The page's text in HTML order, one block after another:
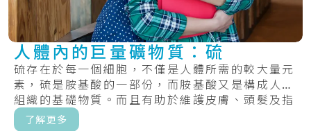
人體內的巨量礦物質：硫
硫存在於每一個細胞，不僅是人體所需的較大量元
素，硫是胺基酸的一部份，而胺基酸又是構成人體
組織的基礎物質。而且有助於維護皮膚、頭髮及指
甲的.....
了解更多